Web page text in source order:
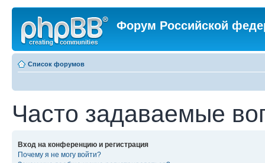
Форум Российской
Список форумов
Часто задаваемые
Вход на конференцию и регистрация
Почему я не могу войти?